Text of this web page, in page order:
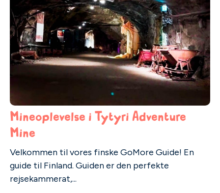
Mineoplevelse i Tytyri Adventure
Mine
Velkommen til vores finske GoMore Guide! En
guide til Finland. Guiden er den perfekte
rejsekammerat,...